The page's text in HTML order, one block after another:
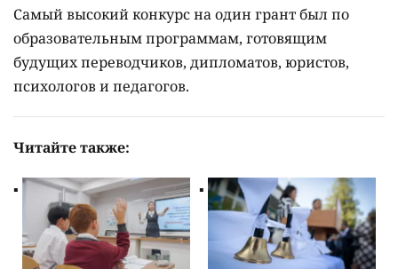
Самый высокий конкурс на один грант был по
образовательным программам, готовящим
будущих переводчиков, дипломатов, юристов,
психологов и педагогов.
Читайте также: